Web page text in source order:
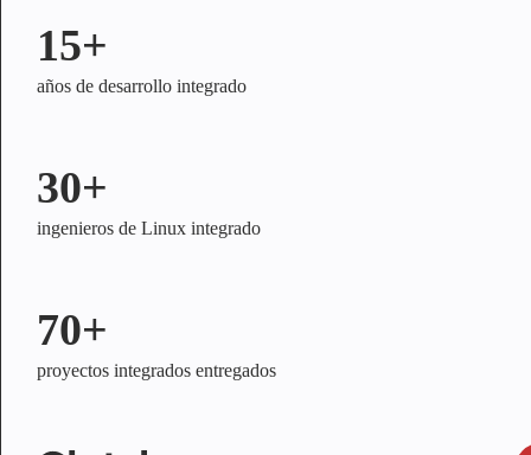
15+
años de desarrollo integrado
30+
ingenieros de Linux integrado
70+
proyectos integrados entregados